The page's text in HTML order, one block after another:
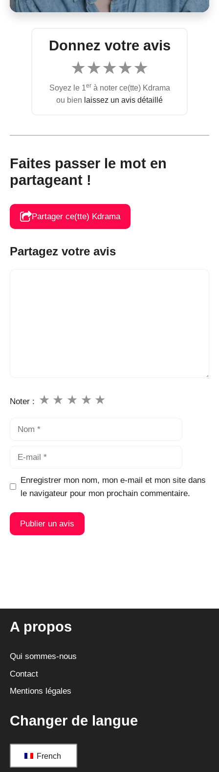
Donnez votre avis
★★★★★
Soyez le 1er à noter ce(tte) Kdrama
ou bien laissez un avis détaillé
Faites passer le mot en
partageant !
Partager ce(tte) Kdrama
Partagez votre avis
Noter : ★
★
★
★
★
Nom
Enregistrer mon nom, mon e-mail et mon site dans
le navigateur pour mon prochain commentaire.
a
i
e
:
A propos
Qui sommes-nous
Contact
Mentions légales
Changer de langue
French